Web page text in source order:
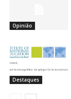
Opinião
Destaques